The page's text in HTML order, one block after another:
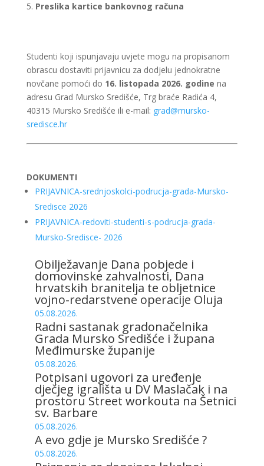
Preslika kartice bankovnog računa
Studenti koji ispunjavaju uvjete mogu na propisanom
obrascu dostaviti prijavnicu za dodjelu jednokratne
novčane pomoći do 16. listopada 2026. godine na
adresu Grad Mursko Središće, Trg braće Radića 4,
40315 Mursko Središće ili e-mail: grad@mursko-
sredisce.hr
DOKUMENTI
PRIJAVNICA-srednjoskolci-podrucja-grada-Mursko-
Sredisce 2026
PRIJAVNICA-redoviti-studenti-s-podrucja-grada-
Mursko-Sredisce- 2026
Obilježavanje Dana pobjede i
domovinske zahvalnosti, Dana
hrvatskih branitelja te obljetnice
vojno-redarstvene operacije Oluja
05.08.2026.
Radni sastanak gradonačelnika
Grada Mursko Središće i župana
Međimurske županije
05.08.2026.
Potpisani ugovori za uređenje
dječjeg igrališta u DV Maslačak i na
prostoru Street workouta na Šetnici
sv. Barbare
05.08.2026.
A evo gdje je Mursko Središće ?
05.08.2026.